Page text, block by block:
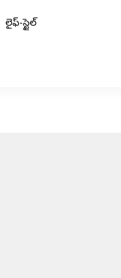
లైఫ్-స్టైల్